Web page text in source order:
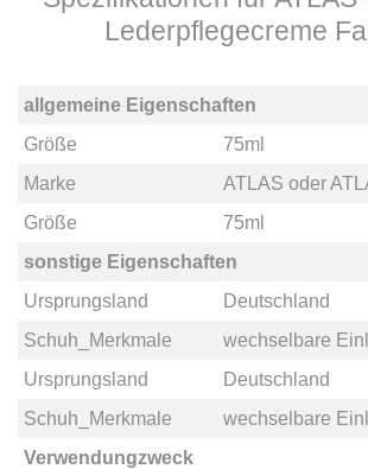
Lederpflegecreme
allgemeine Eigenschaften
Größe
75ml
Marke
ATLAS oder
Größe
75ml
sonstige Eigenschaften
Ursprungsland
Deutschland
Schuh_Merkmale
wechselbare
Ursprungsland
Deutschland
Schuh_Merkmale
wechselbare
Verwendungzweck